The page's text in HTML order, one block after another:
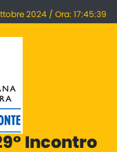
2024 / Ora: 17:45:39
Incontro